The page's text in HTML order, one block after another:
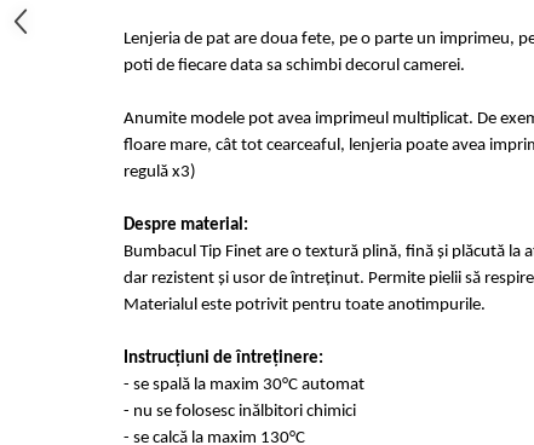
Lenjeria de pat are doua fete, pe o parte un imprimeu,
poti de fiecare data sa schimbi decorul camerei.
Anumite modele pot avea imprimeul multiplicat. De
floare mare, cât tot cearceaful, lenjeria poate avea
regulă x3)
Despre material:
Bumbacul Tip Finet are o textură plină, fină și plăcută la
dar rezistent și usor de întreținut. Permite pielii să
Materialul este potrivit pentru toate anotimpurile.
Instrucțiuni de întreținere:
- se spală la maxim 30°C automat
- nu se folosesc inălbitori chimici
- se calcă la maxim 130°C